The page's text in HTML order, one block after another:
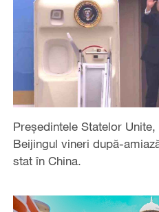
Președintele Statelor
Beijingul vineri după-
stat în China.